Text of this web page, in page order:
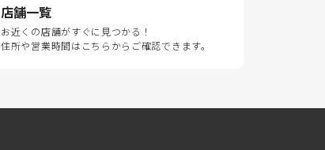
店舗一覧
お近くの店舗がすぐに見つかる！
住所や営業時間はこちらからご確認できます。